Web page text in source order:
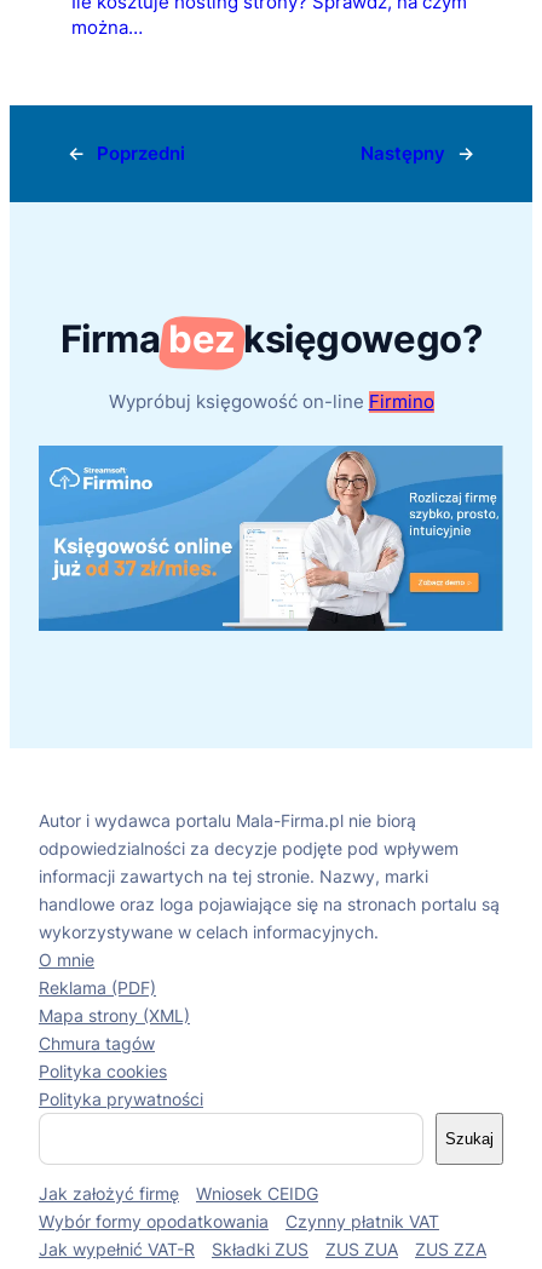
można…
← Poprzedni Następny →
Firmabezksięgowego?
Wypróbuj księgowość on-line Firmino
Autor i wydawca portalu Mala-Firma.pl nie biorą
odpowiedzialności za decyzje podjęte pod wpływem
informacji zawartych na tej stronie. Nazwy, marki
handlowe oraz loga pojawiające się na stronach portalu są
wykorzystywane w celach informacyjnych.
O mnie
Reklama (PDF)
Mapa strony (XML)
Chmura tagów
Polityka cookies
Polityka prywatności
S
k
a
Szukaj
Jak założyć firmę
Wniosek CEIDG
Wybór formy opodatkowania
Czynny płatnik VAT
Jak wypełnić VAT-R
Składki ZUS ZUS ZUA
ZUS ZZA